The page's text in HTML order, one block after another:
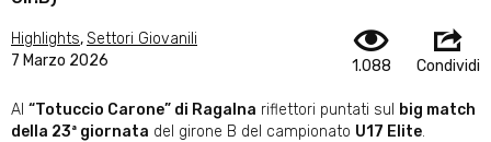
Highlights,Settori Giovanili
7 Marzo 2026
1.088 Condividi
Al “Totuccio Carone” di Ragalna riflettori puntati sul big match
della 23ª giornata del girone B del campionato U17 Elite.